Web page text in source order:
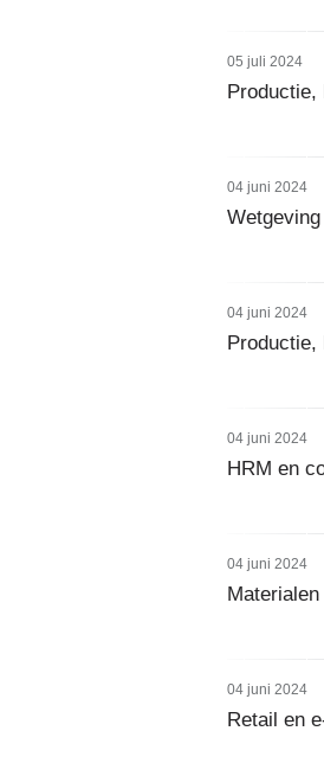
05 juli 2024
Productie,
04 juni 2024
04 juni 2024
Productie,
04 juni 2024
HRM en
04 juni 2024
04 juni 2024
Retail en